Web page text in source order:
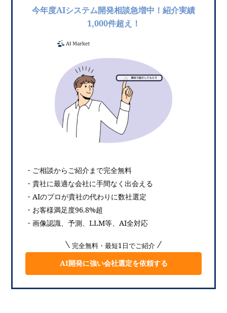
今年度AIシステム開発相談急増中！紹介実績
1,000件超え！
・ご相談からご紹介まで完全無料
・貴社に最適な会社に手間なく出会える
・AIのプロが貴社の代わりに数社選定
・お客様満足度96.8%超
・画像認識、予測、LLM等、AI全対応
完全無料・最短1日でご紹介
AI開発に強い会社選定を依頼する